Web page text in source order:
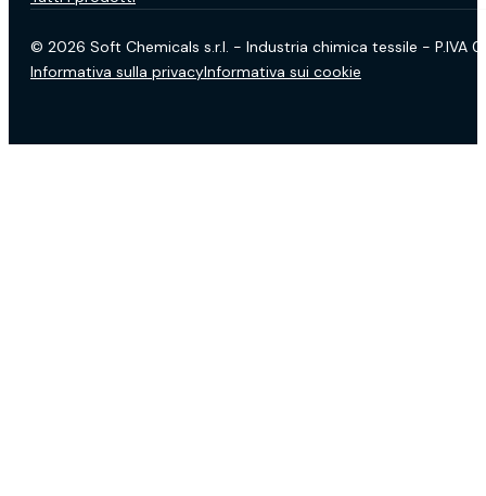
© 2026 Soft Chemicals s.r.l. - Industria chimica tessile - P.IVA
Informativa sulla privacyInformativa sui cookie